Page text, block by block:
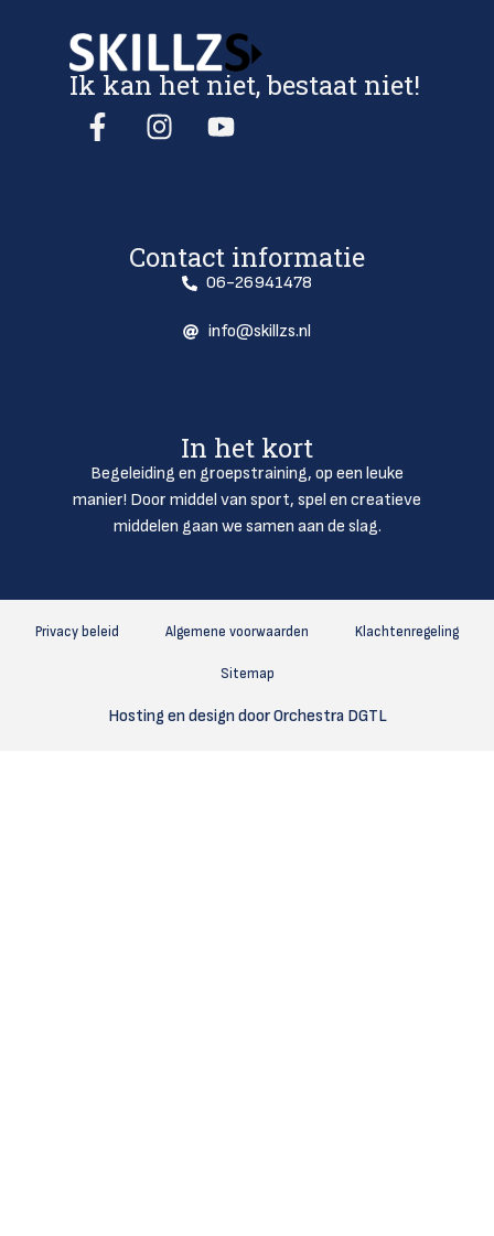
Ik kan het niet, bestaat niet!
Contact informatie
06-26941478
info@skillzs.nl
In het kort
Begeleiding en groepstraining, op een leuke
manier! Door middel van sport, spel en creatieve
middelen gaan we samen aan de slag.
Privacy beleid Algemene voorwaarden Klachtenregeling
Sitemap
Hosting en design door Orchestra DGTL